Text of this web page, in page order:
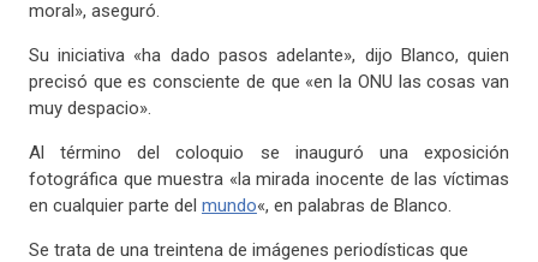
moral», aseguró.
Su iniciativa «ha dado pasos adelante», dijo Blanco, quien
precisó que es consciente de que «en la ONU las cosas van
muy despacio».
Al término del coloquio se inauguró una exposición
fotográfica que muestra «la mirada inocente de las víctimas
en cualquier parte del mundo«, en palabras de Blanco.
Se trata de una treintena de imágenes periodísticas que